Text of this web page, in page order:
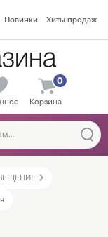
Новинки Хиты продаж
Корзина
0